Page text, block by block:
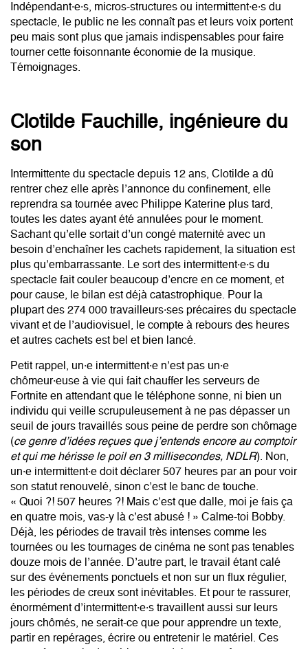
température du côté des petites mains du secteur.
Indépendant·e·s, micros-structures ou intermittent·e·s du
spectacle, le public ne les connaît pas et leurs voix portent
peu mais sont plus que jamais indispensables pour faire
tourner cette foisonnante économie de la musique.
Clotilde Fauchille, ingénieure du
Intermittente du spectacle depuis 12 ans, Clotilde a dû
rentrer chez elle après l’annonce du confinement, elle
reprendra sa tournée avec Philippe Katerine plus tard,
toutes les dates ayant été annulées pour le moment.
Sachant qu’elle sortait d’un congé maternité avec un
besoin d’enchaîner les cachets rapidement, la situation est
plus qu’embarrassante. Le sort des intermittent·e·s du
spectacle fait couler beaucoup d’encre en ce moment, et
pour cause, le bilan est déjà catastrophique. Pour la
plupart des 274 000 travailleurs·ses précaires du spectacle
vivant et de l’audiovisuel, le compte à rebours des heures
Petit rappel, un·e intermittent·e n’est pas un·e
chômeur·euse à vie qui fait chauffer les serveurs de
Fortnite en attendant que le téléphone sonne, ni bien un
individu qui veille scrupuleusement à ne pas dépasser un
seuil de jours travaillés sous peine de perdre son chômage
(ce genre d’idées reçues que j’entends encore au comptoir
et qui me hérisse le poil en 3 millisecondes, NDLR). Non,
un·e intermittent·e doit déclarer 507 heures par an pour voir
son statut renouvelé, sinon c’est le banc de touche.
« Quoi ?! 507 heures ?! Mais c’est que dalle, moi je fais ça
en quatre mois, vas-y là c’est abusé ! » Calme-toi Bobby.
Déjà, les périodes de travail très intenses comme les
tournées ou les tournages de cinéma ne sont pas tenables
douze mois de l’année. D’autre part, le travail étant calé
sur des événements ponctuels et non sur un flux régulier,
les périodes de creux sont inévitables. Et pour te rassurer,
énormément d’intermittent·e·s travaillent aussi sur leurs
jours chômés, ne serait-ce que pour apprendre un texte,